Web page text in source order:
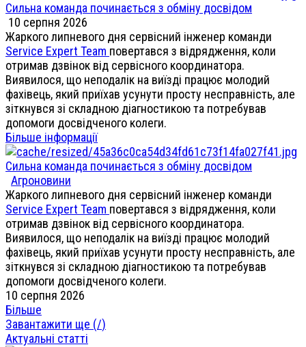
Сильна команда починається з обміну досвідом
10 серпня 2026
Жаркого липневого дня сервісний інженер команди
Service Expert Team повертався з відрядження, коли
отримав дзвінок від сервісного координатора.
Виявилося, що неподалік на виїзді працює молодий
фахівець, який приїхав усунути просту несправність, але
зіткнувся зі складною діагностикою та потребував
допомоги досвідченого колеги.
Більше інформації
Сильна команда починається з обміну досвідом
Агроновини
Жаркого липневого дня сервісний інженер команди
Service Expert Team повертався з відрядження, коли
отримав дзвінок від сервісного координатора.
Виявилося, що неподалік на виїзді працює молодий
фахівець, який приїхав усунути просту несправність, але
зіткнувся зі складною діагностикою та потребував
допомоги досвідченого колеги.
10 серпня 2026
Більше
Завантажити ще (/)
Актуальні статті